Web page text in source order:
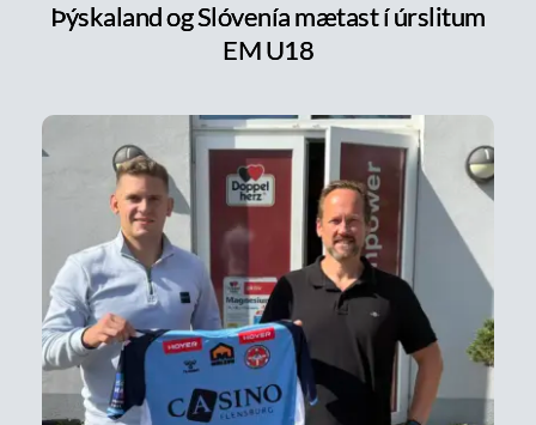
Þýskaland og Slóvenía mætast í úrslitum
EM U18